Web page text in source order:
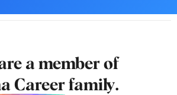
a member of
Career family.